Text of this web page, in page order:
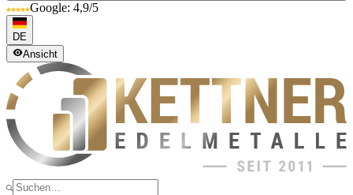
Google: 4,9/5
DE
Ansicht